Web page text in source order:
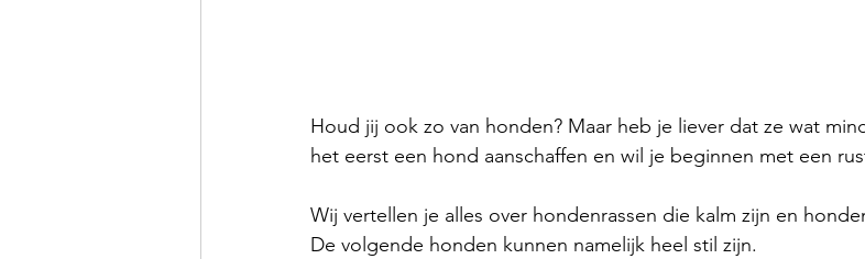
Houd jij ook zo van honden? Maar heb je liever dat ze wat
het eerst een hond aanschaffen en wil je beginnen met een
Wij vertellen je alles over hondenrassen die kalm zijn en
De volgende honden kunnen namelijk heel stil zijn.